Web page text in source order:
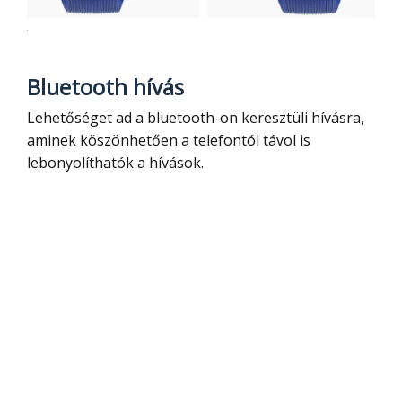
Bluetooth hívás
Lehetőséget ad a bluetooth-on keresztüli hívásra,
aminek köszönhetően a telefontól távol is
lebonyolíthatók a hívások.